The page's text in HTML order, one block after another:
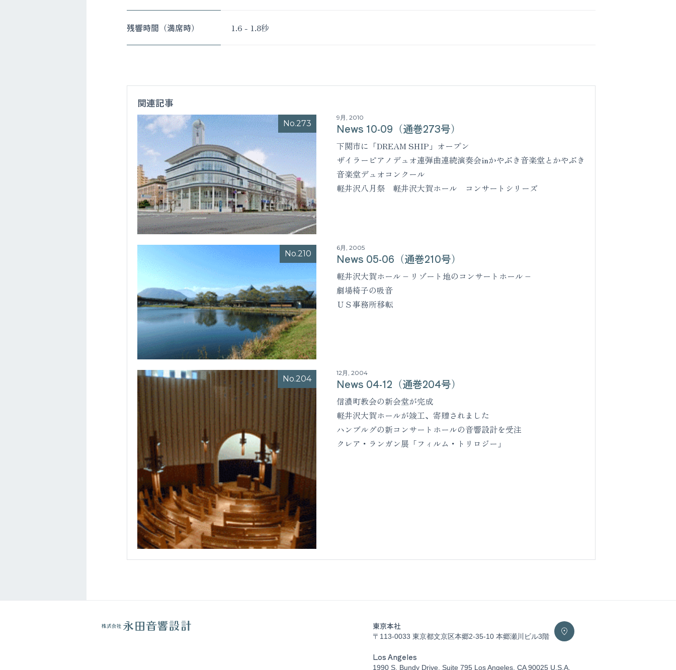
残響時間（満席時） 1.6 - 1.8秒
関連記事
No.273
9月, 2010
News 10-09（通巻273号）
下関市に「DREAM SHIP」オープン
ザイラーピアノデュオ連弾曲連続演奏会inかやぶき音楽堂とかやぶき
音楽堂デュオコンクール
軽井沢八月祭 軽井沢大賀ホール コンサートシリーズ
No.210
6月, 2005
News 05-06（通巻210号）
軽井沢大賀ホール – リゾート地のコンサートホール –
劇場椅子の吸音
ＵＳ事務所移転
No.204
12月, 2004
News 04-12（通巻204号）
信濃町教会の新会堂が完成
軽井沢大賀ホールが竣工、寄贈されました
ハンブルグの新コンサートホールの音響設計を受注
クレア・ランガン展「フィルム・トリロジー」
東京本社
〒113-0033 東京都文京区本郷2-35-10 本郷瀬川ビル3階
Los Angeles
1990 S. Bundy Drive, Suite 795 Los Angeles, CA 90025 U.S.A.